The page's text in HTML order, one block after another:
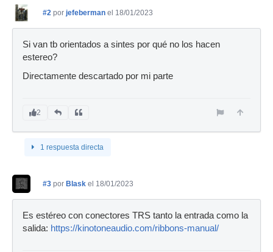
#2 por jefeberman el 18/01/2023
Si van tb orientados a sintes por qué no los hacen
estereo?
Directamente descartado por mi parte
2
1 respuesta directa
#3 por Blask el 18/01/2023
Es estéreo con conectores TRS tanto la entrada como la
salida: https://kinotoneaudio.com/ribbons-manual/